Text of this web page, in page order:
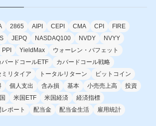
2865 AIPI CEPI CMA CPI
FIRE
JEPQ NASDAQ100 NVDY
NVYY
PPI YieldMax
ウォーレン・バフェット
バードコールETF
カバードコール戦略
ミリタイア トータルリターン
ビットコイン
個人支出 含み損 基本 小売売上高
投資
米国ETF 米国経済
経済指標
ポート 配当金 配当金生活
雇用統計